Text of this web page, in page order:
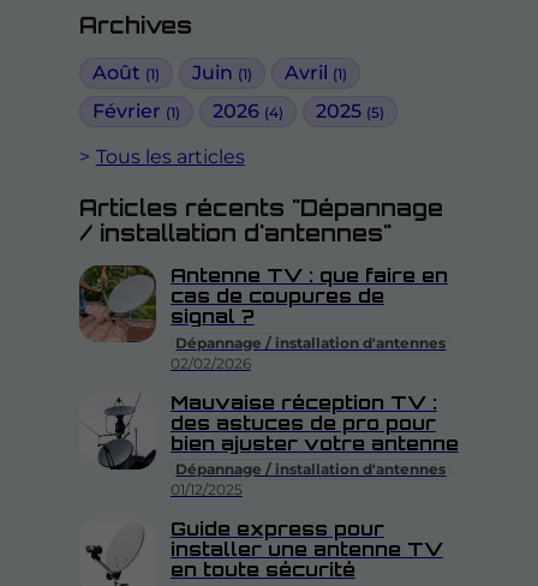
Archives
Août (1) Juin (1) Avril (1)
Février (1) 2026 (4) 2025 (5)
Tous les articles
Articles récents "Dépannage
/ installation d'antennes"
Dépannage / installation d'antennes
02/02/2026
Antenne TV : que faire en
cas de coupures de
signal ?
Dépannage / installation d'antennes
01/12/2025
Mauvaise réception TV :
des astuces de pro pour
bien ajuster votre antenne
Guide express pour
installer une antenne TV
en toute sécurité